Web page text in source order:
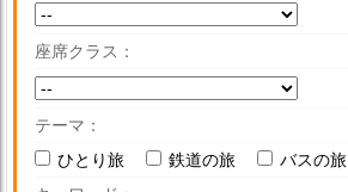
座席クラス
テーマ
ひとり旅
鉄道の旅
バスの旅